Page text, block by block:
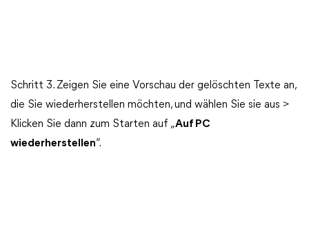
Schritt 3. Zeigen Sie eine Vorschau der gelöschten Texte an,
die Sie wiederherstellen möchten, und wählen Sie sie aus >
Klicken Sie dann zum Starten auf „Auf PC
wiederherstellen“.